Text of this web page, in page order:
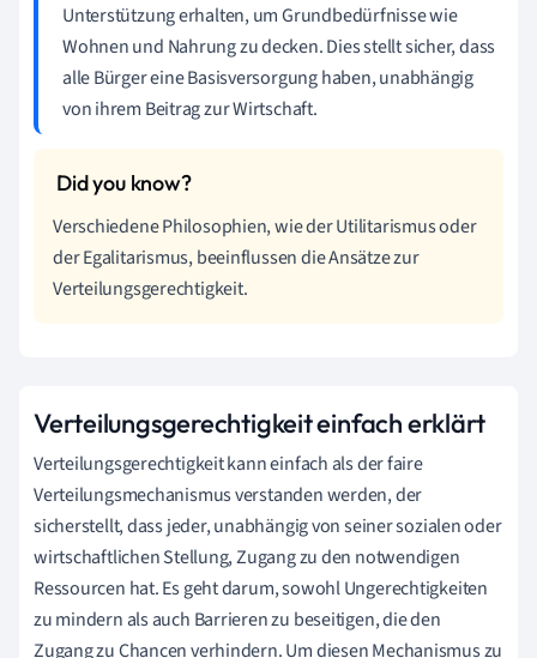
Unterstützung erhalten, um Grundbedürfnisse wie
Wohnen und Nahrung zu decken. Dies stellt sicher, dass
alle Bürger eine Basisversorgung haben, unabhängig
von ihrem Beitrag zur Wirtschaft.
Verschiedene Philosophien, wie der Utilitarismus oder
der Egalitarismus, beeinflussen die Ansätze zur
Verteilungsgerechtigkeit.
Verteilungsgerechtigkeit einfach erklärt
Verteilungsgerechtigkeit kann einfach als der faire
Verteilungsmechanismus verstanden werden, der
sicherstellt, dass jeder, unabhängig von seiner sozialen oder
wirtschaftlichen Stellung, Zugang zu den notwendigen
Ressourcen hat. Es geht darum, sowohl Ungerechtigkeiten
zu mindern als auch Barrieren zu beseitigen, die den
Zugang zu Chancen verhindern. Um diesen Mechanismus zu